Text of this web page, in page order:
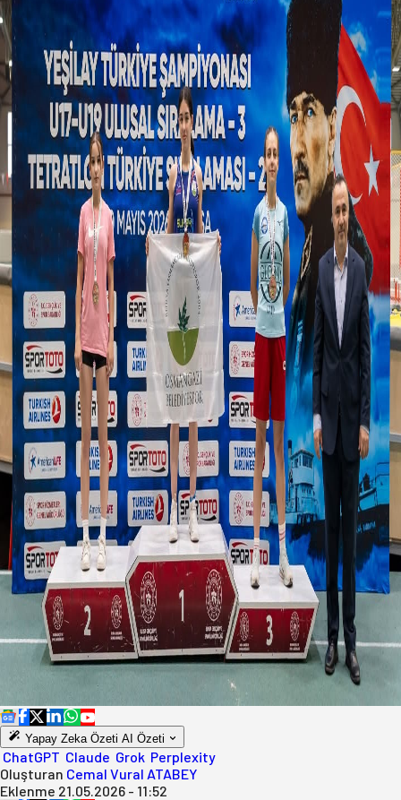
Yapay Zeka Özeti AI Özeti
ChatGPT Claude Grok Perplexity
Oluşturan Cemal Vural ATABEY
Eklenme 21.05.2026 - 11:52